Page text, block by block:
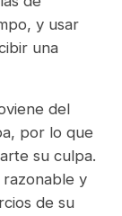
y usar
una
del
por lo que
su culpa.
razonable y
de su